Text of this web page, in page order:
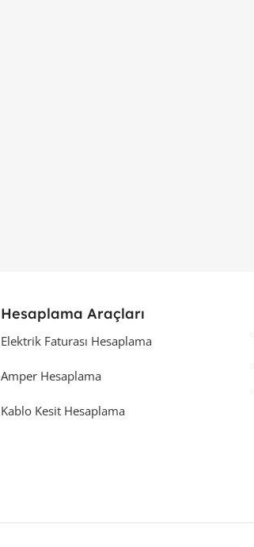
Hesaplama Araçları
Elektrik Faturası Hesaplama
Amper Hesaplama
Kablo Kesit Hesaplama